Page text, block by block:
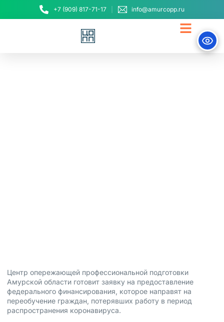
+7 (909) 817-71-17 info@amurcopp.ru
Центр опережающей профессиональной подготовки
Амурской области готовит заявку на предоставление
федерального финансирования, которое направят на
переобучение граждан, потерявших работу в период
распространения коронавируса.